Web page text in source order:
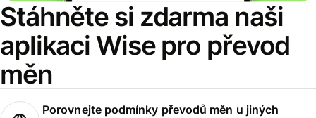
Stáhněte si zdarma naši
aplikaci Wise pro převod
měn
Porovnejte podmínky převodů měn u jiných